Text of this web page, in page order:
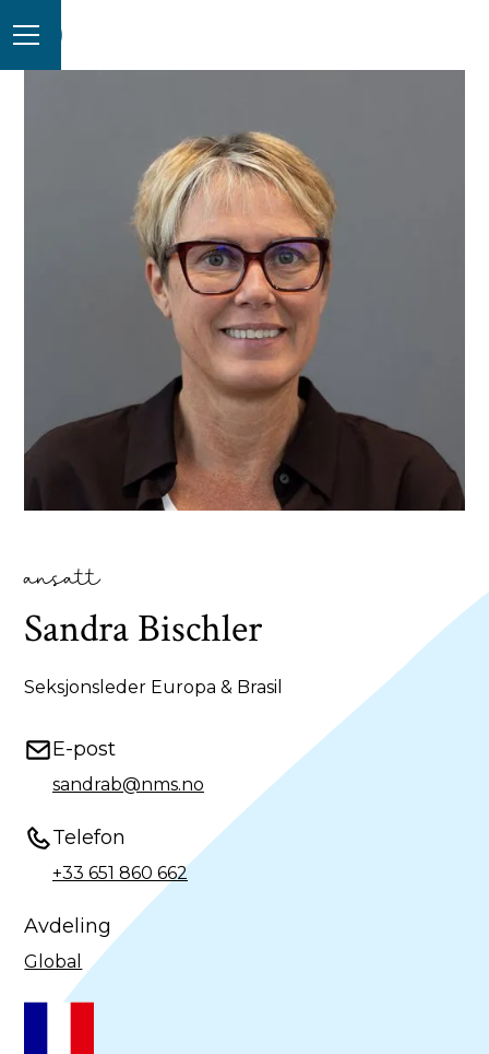
ansatt
Sandra Bischler
Seksjonsleder Europa & Brasil
E-post
sandrab@nms.no
Telefon
+33 651 860 662
Avdeling
Global